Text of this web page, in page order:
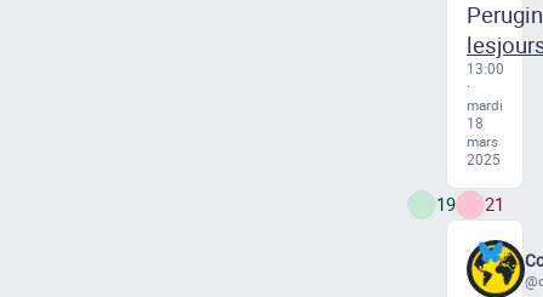
13:00
·
mardi
18
mars
2025
19 21